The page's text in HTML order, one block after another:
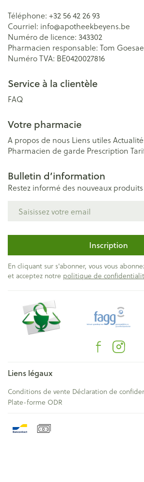
Téléphone: +32 56 42 26 93
Courriel: info@apotheekbeyens.be
Numéro de licence: 343302
Pharmacien responsable: Tom
Numéro TVA: BE0420027816
Service à la clientèle
FAQ
Votre pharmacie
A propos de nous Liens utiles
Pharmacien de garde Prescription
Bulletin d’information
Restez informé des nouveaux
Inscription
En cliquant sur s'abonner, vous vous
et acceptez notre politique de
Liens légaux
Conditions de vente Déclaration de
Plate-forme ODR